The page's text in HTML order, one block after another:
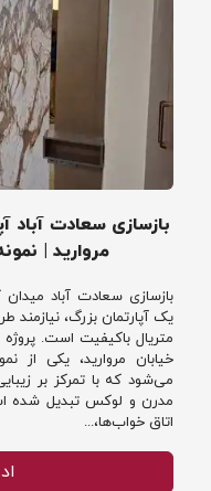
مروارید |
بازسازی سعادت آباد میدان
یک آپارتمان بزرگ، نیازمند
خیابان مروارید، یکی از
می‌شود که با تمرکز بر
مدرن و لوکس تبدیل شده
اتاق خواب‌ها،...